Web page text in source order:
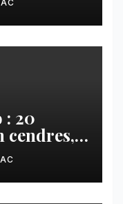
: 20
cendres,
abri